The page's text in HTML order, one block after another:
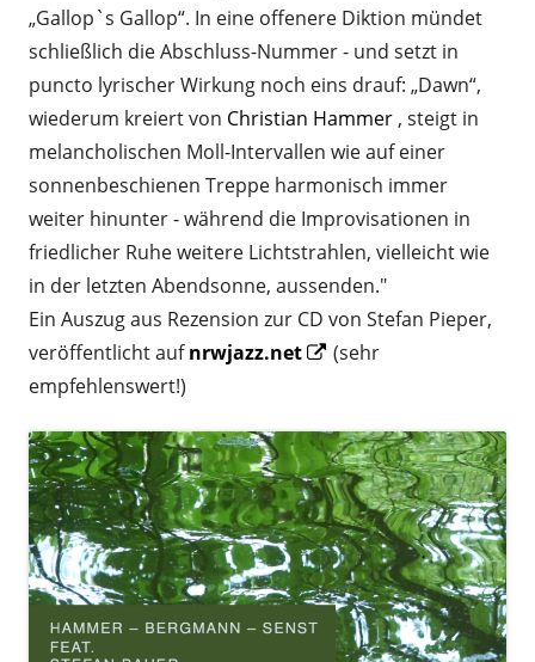
„Gallop`s Gallop“. In eine offenere Diktion mündet
schließlich die Abschluss-Nummer - und setzt in
puncto lyrischer Wirkung noch eins drauf: „Dawn“,
wiederum kreiert von Christian Hammer , steigt in
melancholischen Moll-Intervallen wie auf einer
sonnenbeschienen Treppe harmonisch immer
weiter hinunter - während die Improvisationen in
friedlicher Ruhe weitere Lichtstrahlen, vielleicht wie
in der letzten Abendsonne, aussenden."
Ein Auszug aus Rezension zur CD von Stefan Pieper,
veröffentlicht aufnrwjazz.net
Opens
new
window
(sehr
empfehlenswert!)